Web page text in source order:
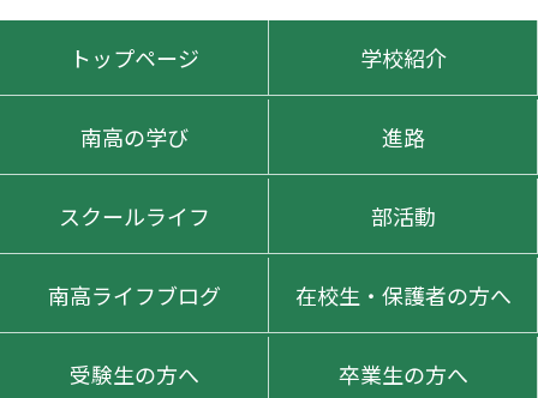
トップページ 学校紹介
南高の学び 進路
スクールライフ 部活動
南高ライフブログ 在校生・保護者の方へ
受験生の方へ 卒業生の方へ